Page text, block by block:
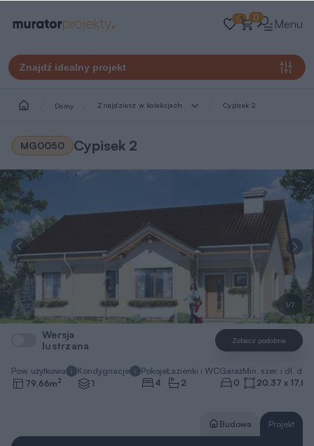
0 0 Menu
Znajdź idealny projekt
Domy Znajdziesz w kolekcjach Cypisek 2
MG0050 Cypisek 2
1/7
Wersja
lustrzana
Zobacz podobne
Pow. użytkowa
79,66m2
Kondygnacje
1
Pokoje
4
Łazienki i WC
2
Garaż
0
Min. szer. i dł.
20,37 x 17,83
Budowa Projekt